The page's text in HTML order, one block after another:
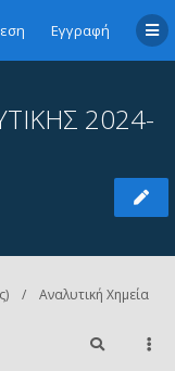
Εγγραφή
2024-
Αναλυτική Χημεία